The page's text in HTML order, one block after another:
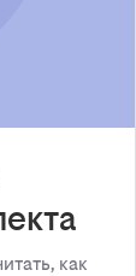
как